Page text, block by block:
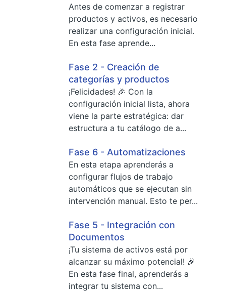
Antes de comenzar a registrar
productos y activos, es necesario
realizar una configuración inicial.
En esta fase aprende...
Fase 2 - Creación de
categorías y productos
¡Felicidades! 🎉 Con la
configuración inicial lista, ahora
viene la parte estratégica: dar
estructura a tu catálogo de a...
Fase 6 - Automatizaciones
En esta etapa aprenderás a
configurar flujos de trabajo
automáticos que se ejecutan sin
intervención manual. Esto te per...
Fase 5 - Integración con
Documentos
¡Tu sistema de activos está por
alcanzar su máximo potencial! 🎉
En esta fase final, aprenderás a
integrar tu sistema con...